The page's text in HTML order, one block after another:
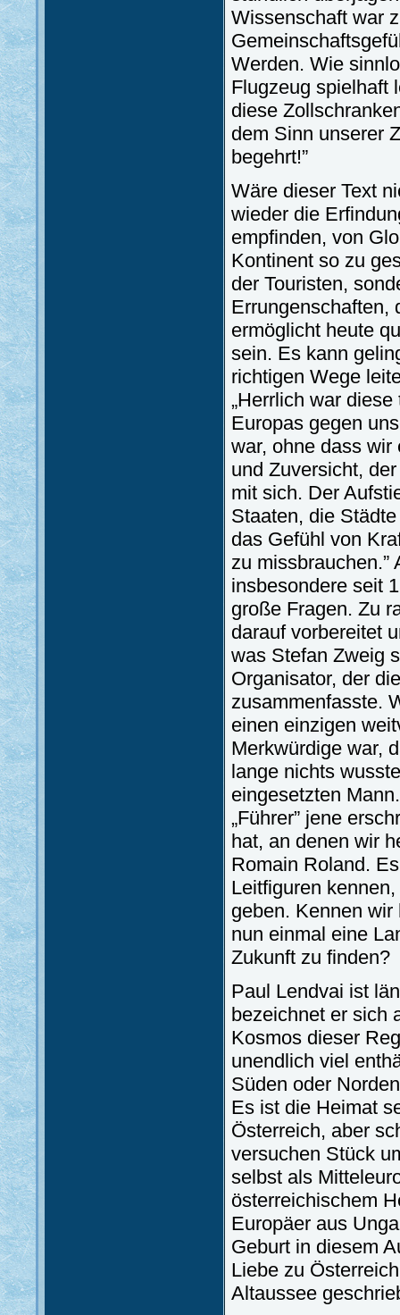
Wissenschaft war
Werden. Wie
Flugzeug spielhaft
diese
dem Sinn unserer
begehrt!”
Wäre dieser Text
wieder die
empfinden, von
Kontinent so zu
der Touristen,
Errungenschaften,
ermöglicht heute
sein. Es kann
richtigen Wege
„Herrlich war
Europas gegen
war, ohne dass wir
und Zuversicht,
mit sich. Der
Staaten, die
das Gefühl von
zu missbrauchen.”
insbesondere seit
große Fragen. Zu
darauf vorbereitet
was Stefan Zweig
Organisator, der
zusammenfasste.
einen einzigen
Merkwürdige war,
lange nichts
eingesetzten
„Führer” jene
hat, an denen wir
Romain Roland.
Leitfiguren
geben. Kennen
nun einmal eine
Zukunft zu finden?
Paul Lendvai ist
bezeichnet er sich
Kosmos dieser
unendlich viel
Süden oder
Es ist die Heimat
Österreich, aber
versuchen Stück
selbst als
österreichischem
Europäer aus
Geburt in diesem
Liebe zu
Altaussee